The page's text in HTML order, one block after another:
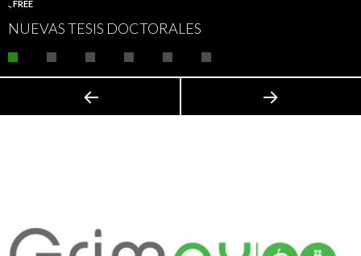
FREE
NUEVAS TESIS DOCTORALES